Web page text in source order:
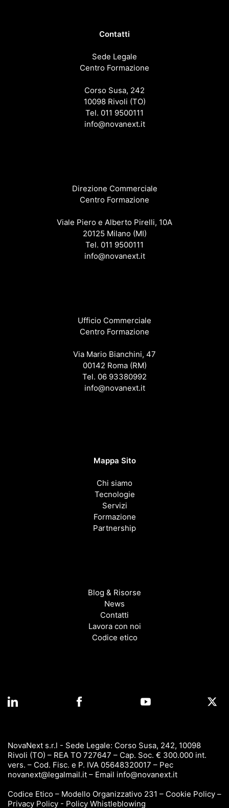
Contatti
Sede Legale
Centro Formazione
Corso Susa, 242
10098 Rivoli (TO)
Tel. 011 9500111
info@novanext.it
Direzione Commerciale
Centro Formazione
Viale Piero e Alberto Pirelli, 10A
20125 Milano (MI)
Tel. 011 9500111
info@novanext.it
Ufficio Commerciale
Centro Formazione
Via Mario Bianchini, 47
00142 Roma (RM)
Tel. 06 93380992
info@novanext.it
Mappa Sito
Chi siamo
Tecnologie
Servizi
Formazione
Partnership
Blog & Risorse
News
Contatti
Lavora con noi
Codice etico
NovaNext s.r.l - Sede Legale: Corso Susa, 242, 10098
Rivoli (TO) – REA TO 727647 – Cap. Soc. € 300.000 int.
vers. – Cod. Fisc. e P. IVA 05648320017 – Pec
novanext@legalmail.it – Email info@novanext.it
Codice Etico – Modello Organizzativo 231 – Cookie Policy –
Privacy Policy - Policy Whistleblowing